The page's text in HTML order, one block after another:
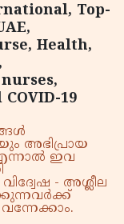
Top-
Health,
19
അഭിപ്രായ
ഇവ
- അശ്ലീല